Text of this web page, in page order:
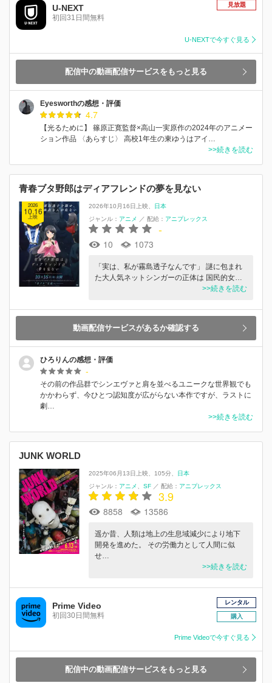
U-NEXT
初回31日間無料
見放題
U-NEXTで今すぐ見る
配信中の動画配信サービスをもっと見る
Eyesworthの感想・評価
4.7
【光るために】 篠原正寛監督×高山一実原作の2024年のアニメー
ション作品 〈あらすじ〉 高校1年生の東ゆうはアイ…
>>続きを読む
青春ブタ野郎はディアフレンドの夢を見ない
2026
10.16
上映
2026年10月16日上映
日本
ジャンル： アニメ ／ 配給： アニプレックス
-
10 1073
「実は、私が霧島透⼦なんです」 謎に包まれ
た⼤⼈気ネットシンガーの正体は 国⺠的⼥…
>>続きを読む
動画配信サービスがあるか確認する
ひろりんの感想・評価
-
その前の作品群でシンエヴァと肩を並べるユニークな世界観でも
かかわらず、今ひとつ認知度が広がらない本作ですが、ラストに
劇…
>>続きを読む
JUNK WORLD
2025年06月13日上映 105分
日本
ジャンル： アニメ SF ／ 配給： アニプレックス
3.9
8858 13586
遥か昔、人類は地上の生息域減少により地下
開発を進めた。 その労働力として人間に似
せ…
>>続きを読む
Prime Video
初回30日間無料
レンタル
購入
Prime Videoで今すぐ見る
配信中の動画配信サービスをもっと見る